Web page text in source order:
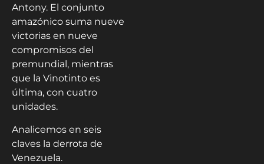
Antony. El conjunto
amazónico suma nueve
victorias en nueve
compromisos del
premundial, mientras
que la Vinotinto es
última, con cuatro
unidades.
Analicemos en seis
claves la derrota de
Venezuela.